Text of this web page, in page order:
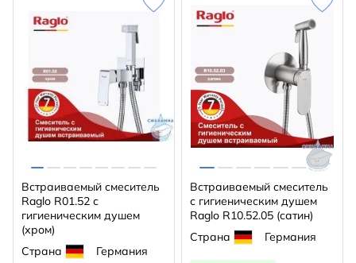
Встраиваемый смеситель
Raglo R01.52 с
гигиеническим душем
(хром)
Страна
Германия
Встраиваемый смеситель
с гигиеническим душем
Raglo R10.52.05 (сатин)
Страна
Германия